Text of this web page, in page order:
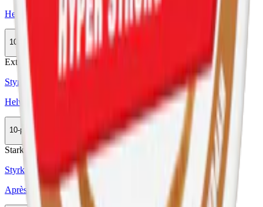
Helwit Mocha 3
10-pack
Extra Stark
Styrka Extra Stark · Slim
Helwit Mocha Extra Strong
10-pack
Stark
Styrka Stark · Slim
Après No.13 Mochaccino Hypèr Strong